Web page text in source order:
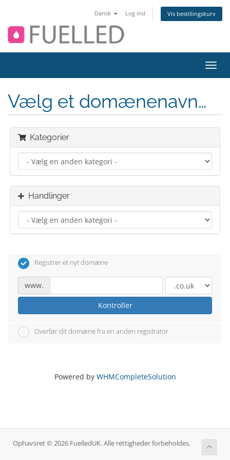
Dansk Log ind Vis bestillingskurv
Skift
Vælg et domænenavn…
Kategorier
Handlinger
Registrer et nyt domæne
www.
Kontroller
Overfør dit domæne fra en anden registrator
Powered by WHMCompleteSolution
Ophavsret © 2026 FuelledUK. Alle rettigheder forbeholdes.